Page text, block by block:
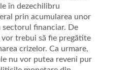
în dezechilibru
prin acumularea unor
financiar. De
vor trebui să fie pregătite
crizelor. Ca urmare,
nu vor putea reveni pur